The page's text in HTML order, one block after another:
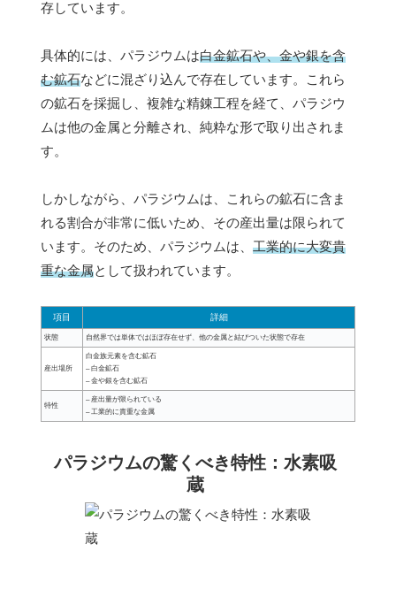
存しています。
具体的には、パラジウムは白金鉱石や、金や銀を含
む鉱石などに混ざり込んで存在しています。これら
の鉱石を採掘し、複雑な精錬工程を経て、パラジウ
ムは他の金属と分離され、純粋な形で取り出されま
す。
しかしながら、パラジウムは、これらの鉱石に含ま
れる割合が非常に低いため、その産出量は限られて
います。そのため、パラジウムは、 工業的に大変貴
重な金属として扱われています。
項目 詳細
状態 自然界では単体ではほぼ存在せず、他の金属と結びついた状態で存在
産出場所
白金族元素を含む鉱石
– 白金鉱石
– 金や銀を含む鉱石
特性
– 産出量が限られている
– 工業的に貴重な金属
パラジウムの驚くべき特性：水素吸
蔵